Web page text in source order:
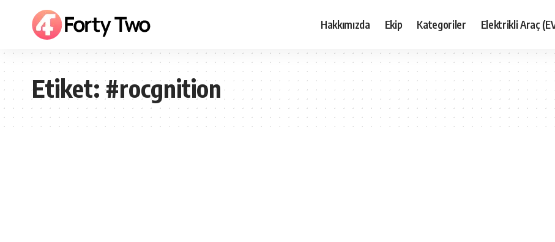
Hakkımızda Ekip Kategoriler Elektrikli Araç
Etiket:#rocgnition